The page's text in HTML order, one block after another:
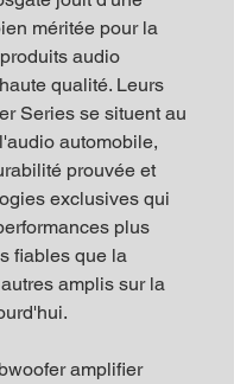
méritée pour la
audio
qualité. Leurs
Series se situent au
automobile,
prouvée et
exclusives qui
plus
fiables que la
amplis sur la
amplifier